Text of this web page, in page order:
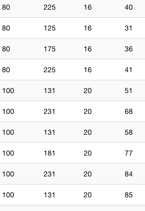
80 225 16 40
80 125 16 31
80 175 16 36
80 225 16 41
100 131 20 51
100 231 20 68
100 131 20 58
100 181 20 77
100 231 20 84
100 131 20 85